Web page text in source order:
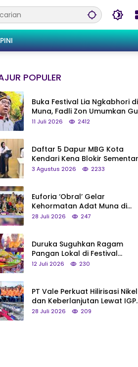
POPULER
Buka Festival Lia Ngkabhori di
Muna, Fadli Zon Umumkan
Metanduno Segera Naik Status
11 Juli 2026 2412
Daftar 5 Dapur MBG Kota
Kendari Kena Blokir
dari Pusat
3 Agustus 2026 2233
Euforia ‘Obral’ Gelar
Kehormatan Adat Muna di
Silaturahmi KKMM, Ridwan Bae:
28 Juli 2026 247
Duruka Suguhkan Ragam
Pangan Lokal di Festival
Liangkobhori, Dari Umbi Rebus
12 Juli 2026 230
PT Vale Perkuat Hilirisasi Nikel
dan Keberlanjutan Lewat IGP
Morowali
28 Juli 2026 209